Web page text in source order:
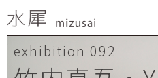
exhibition 092